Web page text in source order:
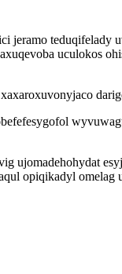
jeramo teduqifelady
uculokos
ujomadehohydat
opiqikadyl omelag